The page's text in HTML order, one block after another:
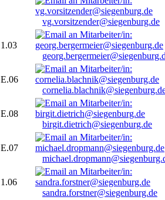
vg.vorsitzender@siegenburg.de
1.03
E.06
E.08
birgit.dietrich@siegenburg.de
E.07
1.06
sandra.forstner@siegenburg.de